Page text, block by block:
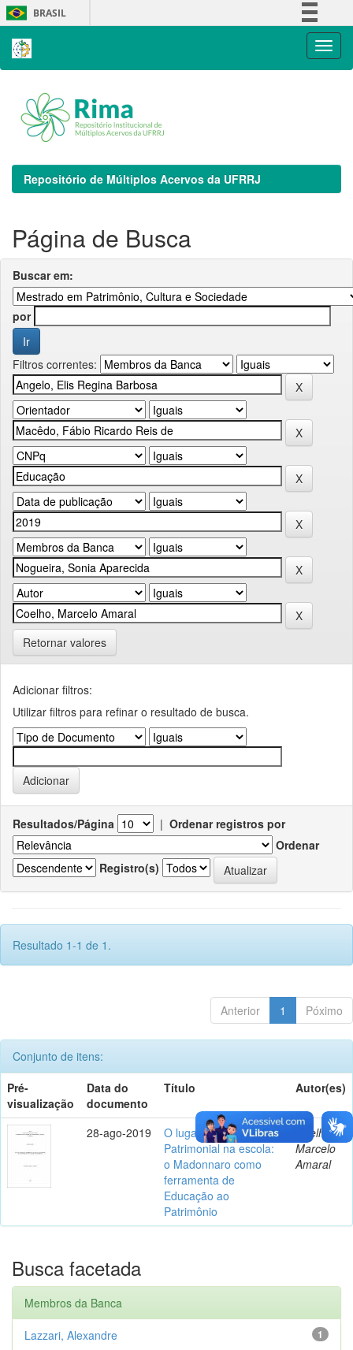
Skip
navigation
BRASIL
Repositório de Múltiplos Acervos da UFRRJ
Página de Busca
Buscar em:
por
Filtros correntes:
Retornar valores
Adicionar filtros:
Utilizar filtros para refinar o resultado de busca.
Resultados/Página | Ordenar registros por
Ordenar
Registro(s)
Resultado 1-1 de 1.
Anterior 1 Póximo
Conjunto de itens:
Pré-
visualização
Data do
documento
Título Autor(es)
28-ago-2019
O lugar da Educação
Patrimonial na escola:
o Madonnaro como
ferramenta de
Educação ao
Patrimônio
Coelho,
Marcelo
Amaral
Busca facetada
Membros da Banca
1
Lazzari, Alexandre